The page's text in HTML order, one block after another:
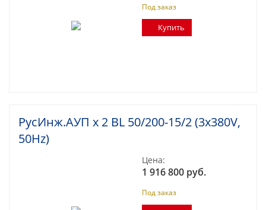
Под заказ
Купить
РусИнж.АУП х 2 BL 50/200-15/2 (3x380V,
50Hz)
Цена:
1 916 800 руб.
Под заказ